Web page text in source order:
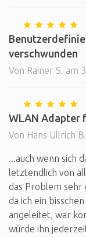
verschwunden
Von Rainer S. am
WLAN Adapter
Von Hans Ullrich
...auch wenn sich
letztendlich von
das Problem sehr
da ich ein
angeleitet, war
würde ihn